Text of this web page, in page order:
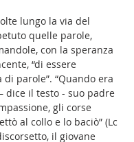
lungo la via del
quelle parole,
con la speranza
“di essere
parole”. “Quando era
dice il testo - suo padre
gli corse
al collo e lo baciò” (Lc
il giovane